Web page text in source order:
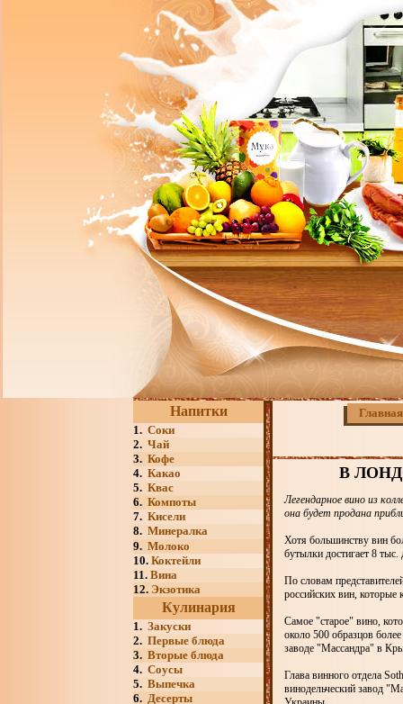
Напитки
1. Соки
2. Чай
3. Кофе
4. Какао
5. Квас
6. Компоты
7. Кисели
8. Минералка
9. Молоко
10. Коктейли
11. Вина
12. Экзотика
Кулинария
1. Закуски
2. Первые блюда
3. Вторые блюда
4. Соусы
5. Выпечка
6. Десерты
Главная
В
Легендарное вино из
она будет продана
Хотя большинству вин
бутылки достигает 8
По словам
российских вин, которые
Самое "старое" вино,
около 500 образцов
заводе "Массандра" в
Глава винного отдела
винодельческий завод